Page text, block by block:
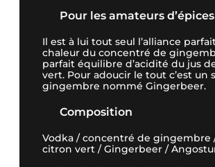
Pour les amateurs
Il est à lui tout seul l’alliance
chaleur du concentré de
parfait équilibre d’acidité du jus
vert. Pour adoucir le tout c’est un
gingembre nommé Gingerbeer.
Composition
Vodka / concentré de gingembre
citron vert / Gingerbeer /